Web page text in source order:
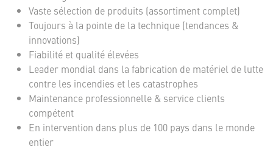
Vaste sélection de produits (assortiment complet)
Toujours à la pointe de la technique (tendances &
innovations)
Fiabilité et qualité élevées
Leader mondial dans la fabrication de matériel de lutte
contre les incendies et les catastrophes
Maintenance professionnelle & service clients
compétent
En intervention dans plus de 100 pays dans le monde
entier